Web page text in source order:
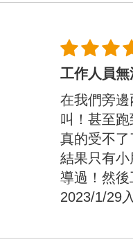
工作人員
在我們旁
叫！甚至
真的受不了
結果只有
導過！然後
2023/1/29